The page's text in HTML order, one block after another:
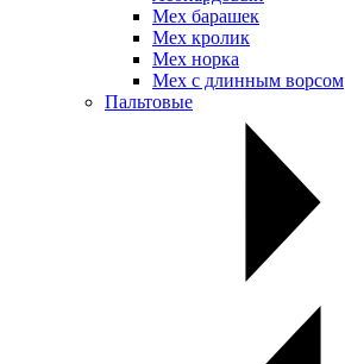
Мех барашек
Мех кролик
Мех норка
Мех с длинным ворсом
Пальтовые